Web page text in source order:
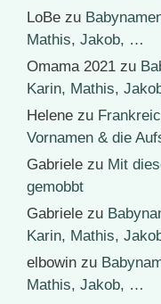
LoBe zu
Mathis, Jakob, …
Omama 2021 zu
Karin, Mathis,
Helene zu
Vornamen & die
Gabriele zu Mit
gemobbt
Gabriele zu
Karin, Mathis,
elbowin zu
Mathis, Jakob, …